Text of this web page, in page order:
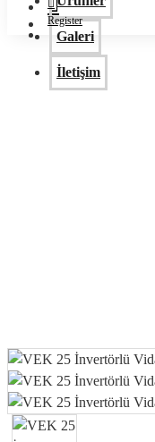
Galeri
İletişim
Register